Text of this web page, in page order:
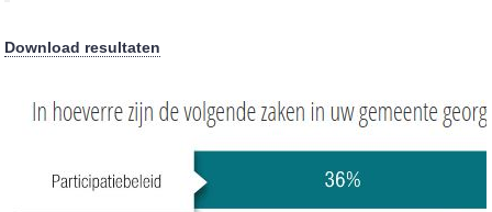
Download resultaten